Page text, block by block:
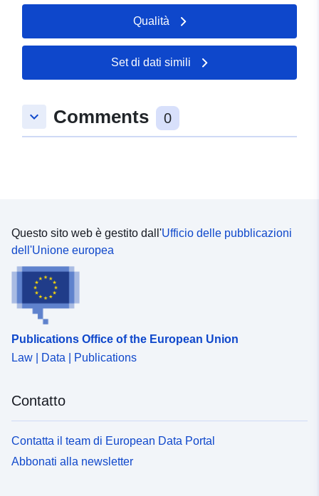
Qualità
Set di dati simili
keyboard_arrow_down Comments 0
Questo sito web è gestito dall'Ufficio delle pubblicazioni
dell'Unione europea
Publications Office of the European Union
Law | Data | Publications
Contatto
Contatta il team di European Data Portal
Abbonati alla newsletter